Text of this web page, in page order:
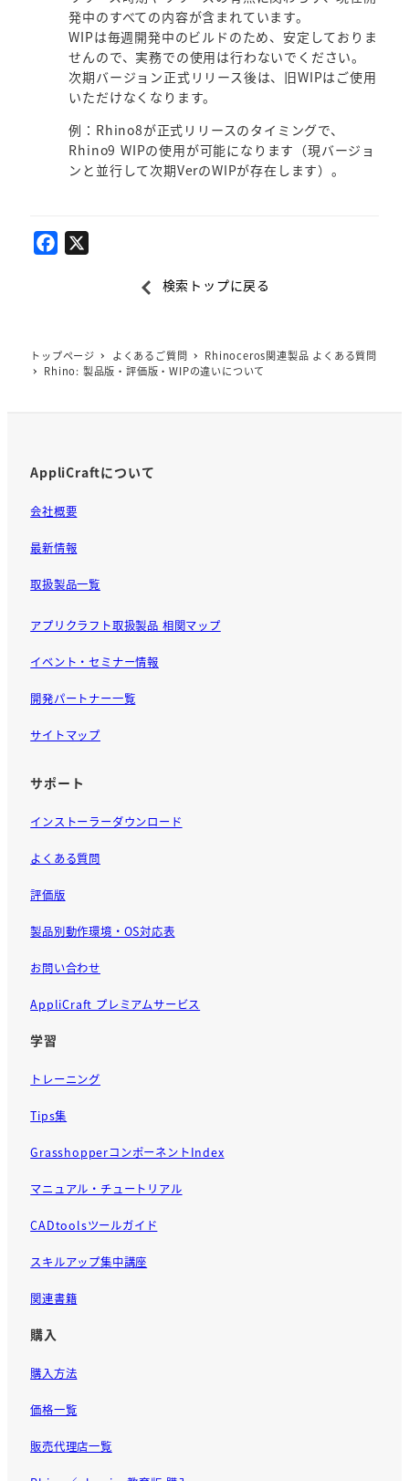
発中のすべての内容が含まれています。
WIPは毎週開発中のビルドのため、安定しておりま
せんので、実務での使用は行わないでください。
次期バージョン正式リリース後は、旧WIPはご使用
いただけなくなります。
例：Rhino8が正式リリースのタイミングで、
Rhino9 WIPの使用が可能になります（現バージョ
ンと並行して次期VerのWIPが存在します）。
o
検索トップに戻る
トップページ よくあるご質問
Rhinoceros関連製品 よくある質問
Rhino: 製品版・評価版・WIPの違いについて
AppliCraftについて
会社概要
最新情報
取扱製品一覧
アプリクラフト取扱製品 相関マップ
イベント・セミナー情報
開発パートナー一覧
サイトマップ
サポート
インストーラーダウンロード
よくある質問
評価版
製品別動作環境・OS対応表
お問い合わせ
AppliCraft プレミアムサービス
学習
トレーニング
Tips集
GrasshopperコンポーネントIndex
マニュアル・チュートリアル
CADtoolsツールガイド
スキルアップ集中講座
関連書籍
購入
購入方法
価格一覧
販売代理店一覧